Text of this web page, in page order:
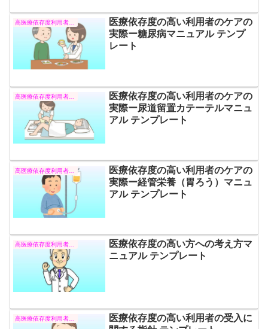
高医療依存度利用者への援助
医療依存度の高い利用者のケアの
実際ー糖尿病マニュアル テンプ
レート
医療依存度の高い利用者のケアの
実際ー尿道留置カテーテルマニュ
アル テンプレート
医療依存度の高い利用者のケアの
実際ー経管栄養（胃ろう）マニュ
アル テンプレート
高医療依存度利用者への援助
医療依存度の高い方への考え方マ
ニュアル テンプレート
医療依存度の高い利用者の受入に